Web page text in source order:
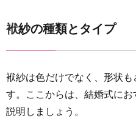
ご祝儀
袋の選
6.3
ご祝儀
袋の渡
袱紗の種類とタイプ
袱紗は色だけでなく、形状も
す。ここからは、結婚式に
説明しましょう。